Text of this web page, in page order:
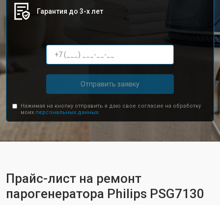
Гарантия до 3-х лет
Отправить заявку
Нажимая на кнопку отправить я даю свое согласие на обработку
моих персональных данных.
Прайс-лист на ремонт
парогенератора Philips PSG7130